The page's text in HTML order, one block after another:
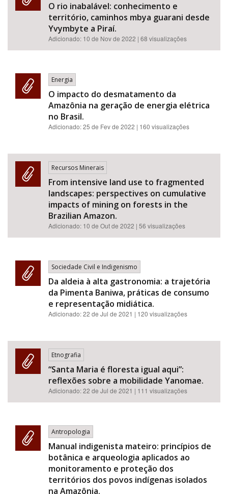
O rio inabalável: conhecimento e
território, caminhos mbya guarani desde
Yvymbyte a Piraí.
Adicionado: 10 de Nov de 2022 | 68 visualizações
Energia
O impacto do desmatamento da
Amazônia na geração de energia elétrica
no Brasil.
Adicionado:25 de Fev de 2022 | 160 visualizações
Recursos Minerais
From intensive land use to fragmented
landscapes: perspectives on cumulative
impacts of mining on forests in the
Brazilian Amazon.
Adicionado: 10 de Out de 2022 | 56 visualizações
Sociedade Civil e Indigenismo
Da aldeia à alta gastronomia: a trajetória
da Pimenta Baniwa, práticas de consumo
e representação midiática.
Adicionado:22 de Jul de 2021 | 120 visualizações
Etnografia
“Santa Maria é floresta igual aqui”:
reflexões sobre a mobilidade Yanomae.
Adicionado:22 de Jul de 2021 | 111 visualizações
Antropologia
Manual indigenista mateiro: princípios de
botânica e arqueologia aplicados ao
monitoramento e proteção dos
territórios dos povos indígenas isolados
na Amazônia.